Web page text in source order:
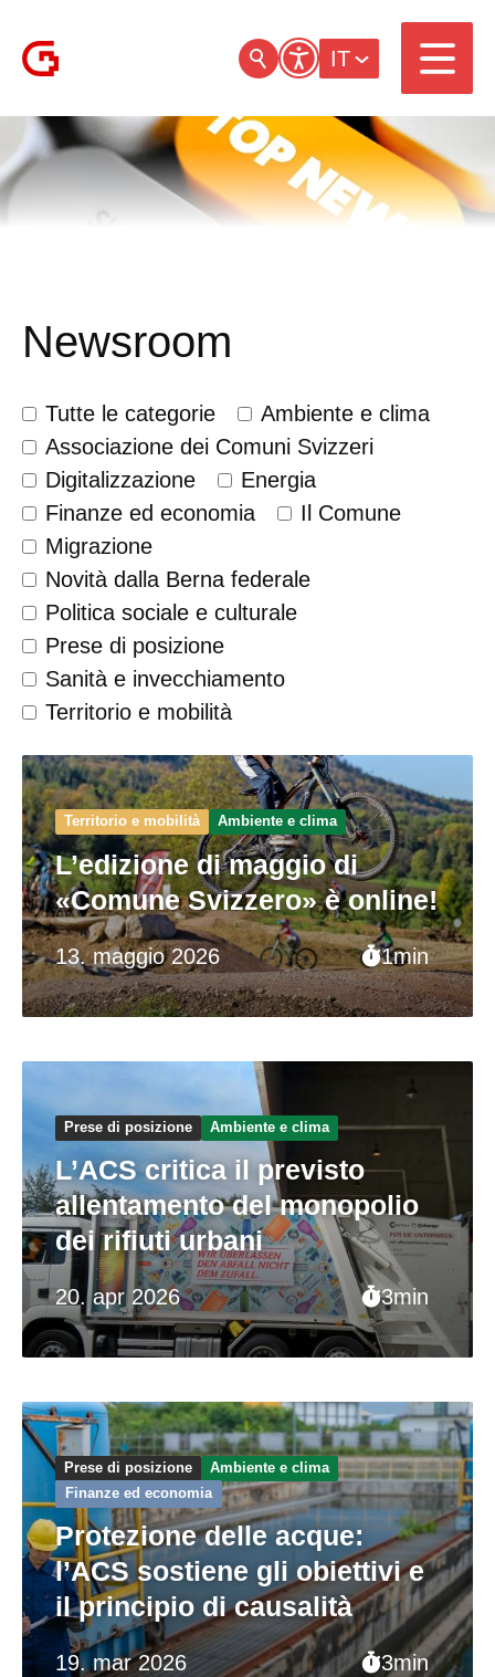
IT
Newsroom
Tutte le categorie
Ambiente e clima
Associazione dei Comuni Svizzeri
Digitalizzazione
Energia
Finanze ed economia
Il Comune
Migrazione
Novità dalla Berna federale
Politica sociale e culturale
Prese di posizione
Sanità e invecchiamento
Territorio e mobilità
13. maggio 2026 1min
Territorio e mobilità Ambiente e clima
L’edizione di maggio di
«Comune Svizzero» è online!
20. apr 2026 3min
Prese di posizione Ambiente e clima
L’ACS critica il previsto
allentamento del monopolio
dei rifiuti urbani
19. mar 2026 3min
Prese di posizione
Ambiente e clima
Finanze ed economia
Protezione delle acque:
l’ACS sostiene gli obiettivi e
il principio di causalità